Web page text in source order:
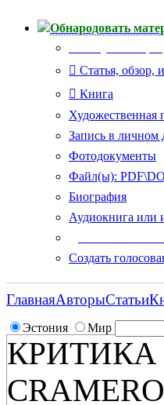
Обнародовать
Статья, обзор,
Книга
Художественная
Запись в личном
Фотодокументы
Файл(ы):
Биография
Аудиокнига или
Создать
Эстония Мир
ГлавнаяАвторыСтатьи
КРИТИКА